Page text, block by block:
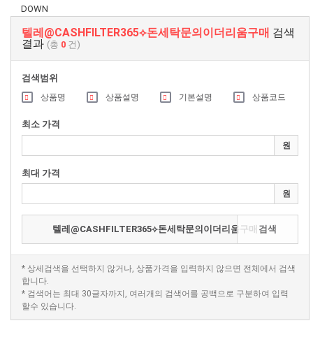
DOWN
텔레@CASHFILTER365⟡돈세탁문의이더리움구매 검색
결과 (총 0 건)
검색범위
상품명 상품설명 기본설명 상품코드
최소 가격
원
최대 가격
원
검색
* 상세검색을 선택하지 않거나, 상품가격을 입력하지 않으면 전체에서 검색
합니다.
* 검색어는 최대 30글자까지, 여러개의 검색어를 공백으로 구분하여 입력
할수 있습니다.